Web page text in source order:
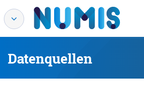
Datenquellen